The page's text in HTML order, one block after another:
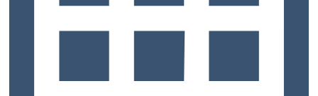
とに名刺を作成して、相手に合わせて使い分けることが望